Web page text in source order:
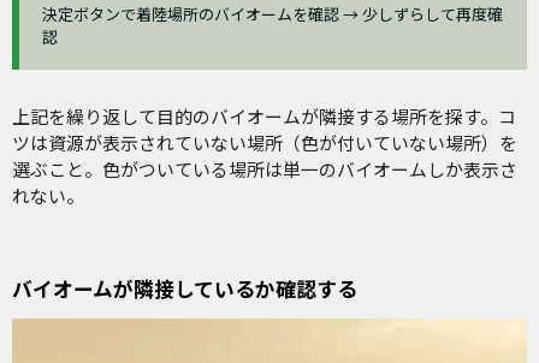
決定ボタンで着陸場所のバイオームを確認 → 少しずらして再度確
認
上記を繰り返して目的のバイオームが隣接する場所を探す。コ
ツは資源が表示されていない場所（色が付いていない場所）を
選ぶこと。色がついている場所は単一のバイオームしか表示さ
れない。
バイオームが隣接しているか確認する